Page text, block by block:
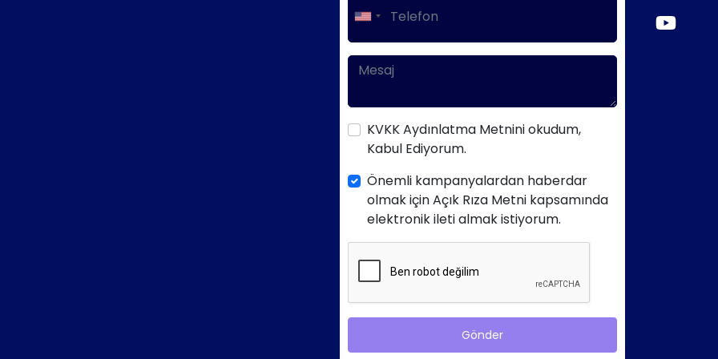
KVKK Aydınlatma Metnini okudum,
Kabul Ediyorum.
Önemli kampanyalardan haberdar
olmak için Açık Rıza Metni kapsamında
elektronik ileti almak istiyorum.
Gönder